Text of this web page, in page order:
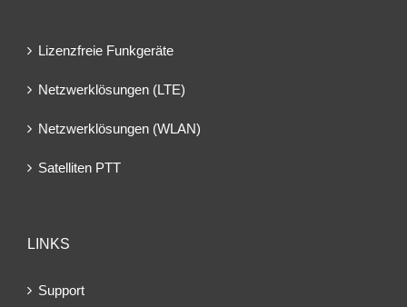
Lizenzfreie Funkgeräte
Netzwerklösungen (LTE)
Netzwerklösungen (WLAN)
Satelliten PTT
LINKS
Support